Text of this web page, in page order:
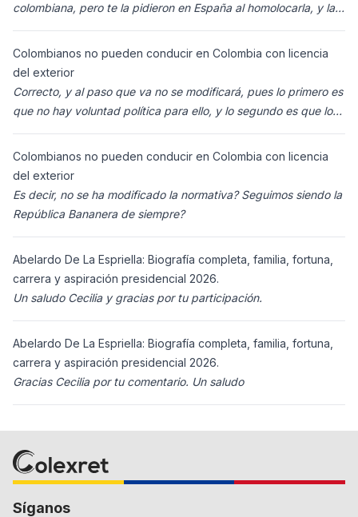
colombiana, pero te la pidieron en España al homolocarla, y la
Colombianos no pueden conducir en Colombia con licencia
del exterior
Correcto, y al paso que va no se modificará, pues lo primero es
que no hay voluntad política para ello, y lo segundo es que los
Colombianos no pueden conducir en Colombia con licencia
del exterior
Es decir, no se ha modificado la normativa? Seguimos siendo la
República Bananera de siempre?
Abelardo De La Espriella: Biografía completa, familia, fortuna,
carrera y aspiración presidencial 2026.
Un saludo Cecilia y gracias por tu participación.
Abelardo De La Espriella: Biografía completa, familia, fortuna,
carrera y aspiración presidencial 2026.
Gracias Cecilia por tu comentario. Un saludo
Síganos